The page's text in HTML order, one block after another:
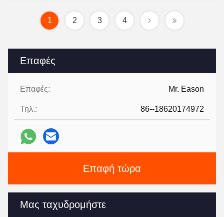
Επαφές
Επαφές: Mr. Eason
Τηλ.: 86--18620174972
Επαφή τώρα
Μας ταχυδρομήστε
1 2 3 4